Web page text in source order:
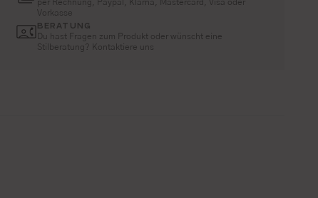
per Rechnung, Paypal, Klarna, Mastercard, Visa oder
Vorkasse
BERATUNG
Du hast Fragen zum Produkt oder wünscht eine
Stilberatung? Kontaktiere uns